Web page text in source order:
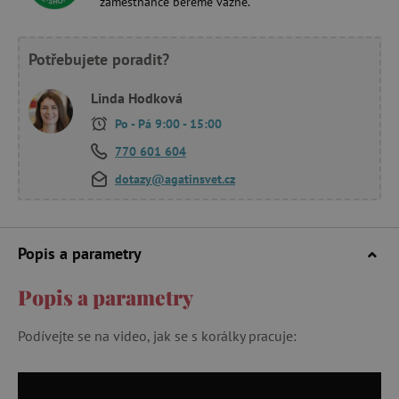
Potřebujete poradit?
Linda Hodková
Po - Pá 9:00 - 15:00
770 601 604
dotazy@agatinsvet.cz
Popis a parametry
Popis a parametry
Podívejte se na video, jak se s korálky pracuje: